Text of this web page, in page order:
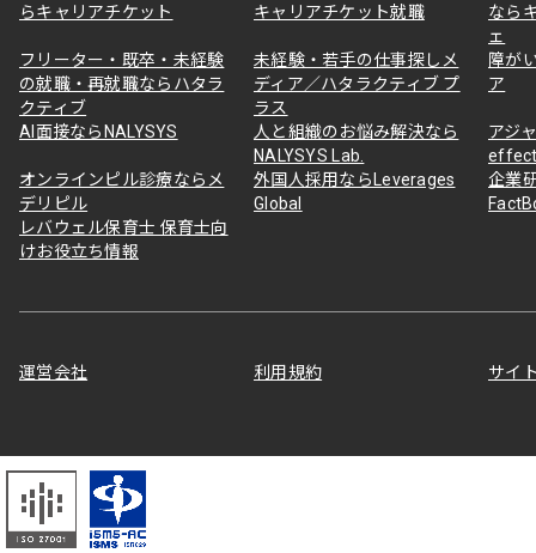
らキャリアチケット
キャリアチケット就職
なら
ェ
フリーター・既卒・未経験
の就職・再就職ならハタラ
クティブ
未経験・若手の仕事探しメ
ディア／ハタラクティブ プ
ラス
障が
ア
AI面接ならNALYSYS
人と組織のお悩み解決なら
NALYSYS Lab.
アジ
オンラインピル診療ならメ
デリピル
外国人採用ならLeverages
Global
企業
レバウェル保育士 保育士向
けお役立ち情報
運営会社 利用規約 サイ